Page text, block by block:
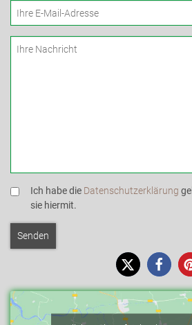
Ich habe die Datenschutzerklärung
sie hiermit.